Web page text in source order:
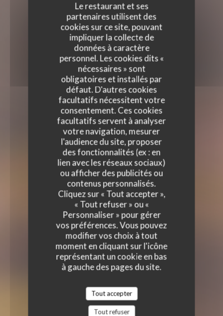
Le restaurant et ses
partenaires utilisent des
cookies sur ce site, pouvant
impliquer la collecte de
données à caractère
personnel. Les cookies dits «
nécessaires » sont
obligatoires et installés par
défaut. D'autres cookies
facultatifs nécessitent votre
consentement. Ces cookies
facultatifs servent à analyser
votre navigation, mesurer
l'audience du site, proposer
des fonctionnalités (ex : en
lien avec les réseaux sociaux)
ou afficher des publicités ou
contenus personnalisés.
Cliquez sur « Tout accepter »,
« Tout refuser » ou «
Personnaliser » pour gérer
vos préférences. Vous pouvez
modifier vos choix à tout
moment en cliquant sur l'icône
représentant un cookie en bas
à gauche des pages du site.
Tout accepter
Tout refuser